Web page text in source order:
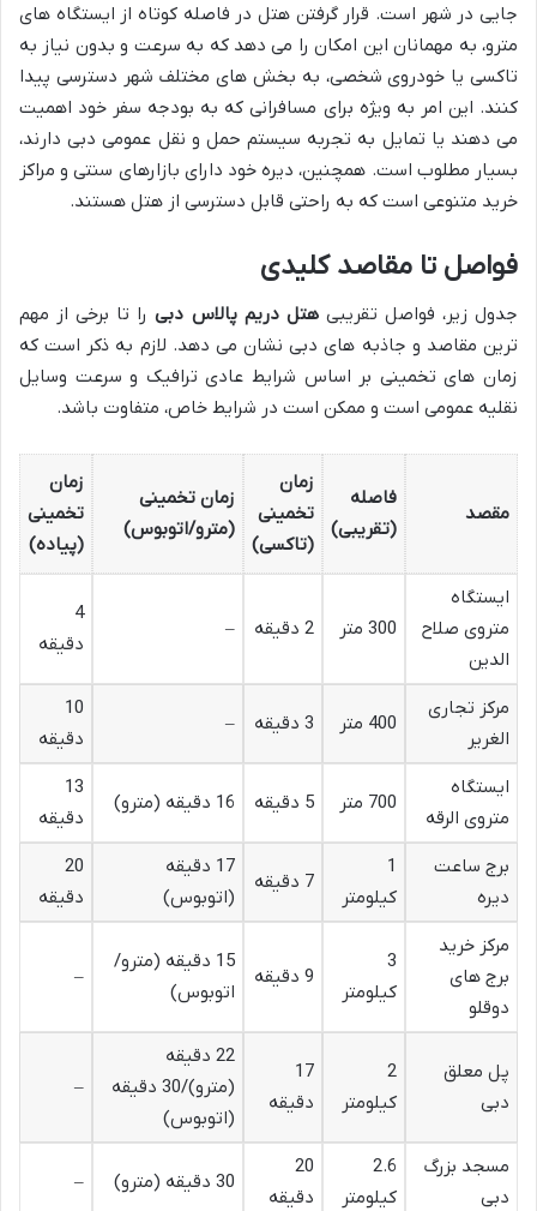
جایی در شهر است. قرار گرفتن هتل در فاصله کوتاه از ایستگاه های
مترو، به مهمانان این امکان را می دهد که به سرعت و بدون نیاز به
تاکسی یا خودروی شخصی، به بخش های مختلف شهر دسترسی پیدا
کنند. این امر به ویژه برای مسافرانی که به بودجه سفر خود اهمیت
می دهند یا تمایل به تجربه سیستم حمل و نقل عمومی دبی دارند،
بسیار مطلوب است. همچنین، دیره خود دارای بازارهای سنتی و مراکز
خرید متنوعی است که به راحتی قابل دسترسی از هتل هستند.
فواصل تا مقاصد کلیدی
جدول زیر، فواصل تقریبیهتل دریم پالاس دبیرا تا برخی از مهم
ترین مقاصد و جاذبه های دبی نشان می دهد. لازم به ذکر است که
زمان های تخمینی بر اساس شرایط عادی ترافیک و سرعت وسایل
نقلیه عمومی است و ممکن است در شرایط خاص، متفاوت باشد.
مقصد
فاصله
(تقریبی)
زمان
تخمینی
(تاکسی)
زمان تخمینی
(مترو/اتوبوس)
زمان
تخمینی
(پیاده)
ایستگاه
متروی صلاح
الدین
300 متر 2 دقیقه –
4
دقیقه
مرکز تجاری
الغریر
400 متر 3 دقیقه –
10
دقیقه
ایستگاه
متروی الرقه
700 متر 5 دقیقه 16 دقیقه (مترو)
13
دقیقه
برج ساعت
دیره
1
کیلومتر
7 دقیقه
17 دقیقه
(اتوبوس)
20
دقیقه
مرکز خرید
برج های
دوقلو
3
کیلومتر
9 دقیقه
15 دقیقه (مترو/
اتوبوس)
–
پل معلق
دبی
2
کیلومتر
17
دقیقه
22 دقیقه
(مترو)/30 دقیقه
(اتوبوس)
–
مسجد بزرگ
دبی
2.6
کیلومتر
20
دقیقه
30 دقیقه (مترو) –